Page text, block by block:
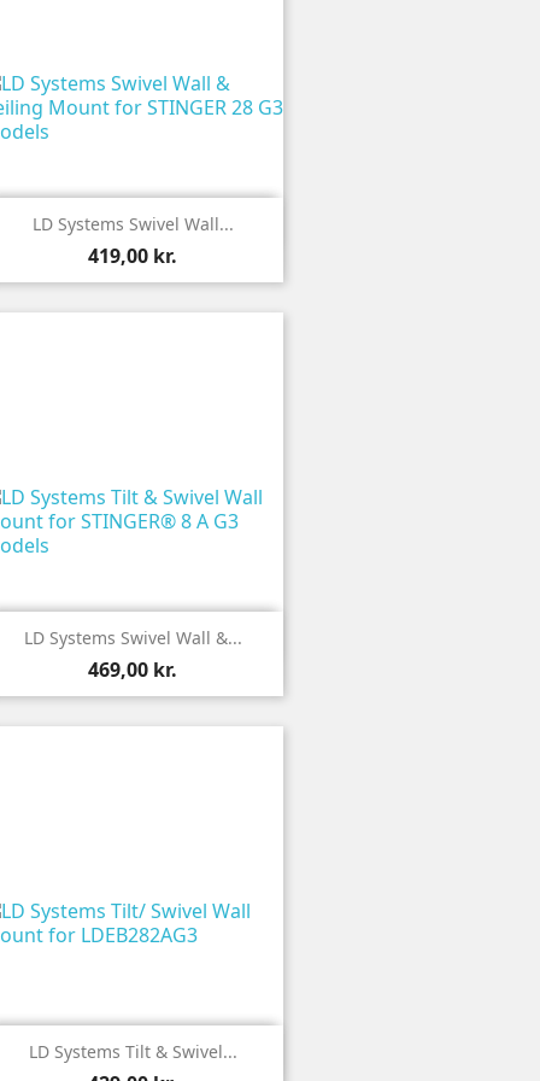
 Vis
LD Systems Swivel Wall...
419,00 kr.
 Vis
LD Systems Swivel Wall &...
469,00 kr.
 Vis
LD Systems Tilt & Swivel...